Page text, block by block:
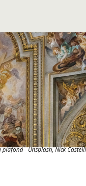
- Unsplash, Nick Castelli